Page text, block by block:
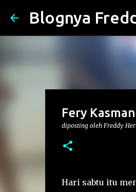
Blognya
Fery
diposting oleh Freddy
Hari sabtu itu